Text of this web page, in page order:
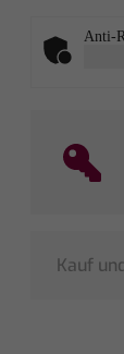
Anti-